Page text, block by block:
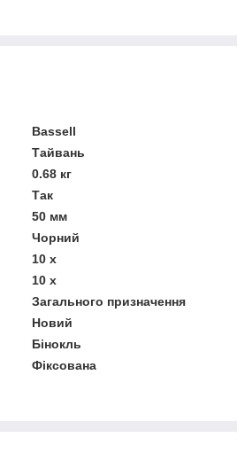
Bassell
Тайвань
0.68 кг
Так
50 мм
Чорний
10 х
10 х
Загального призначення
Новий
Бінокль
Фіксована